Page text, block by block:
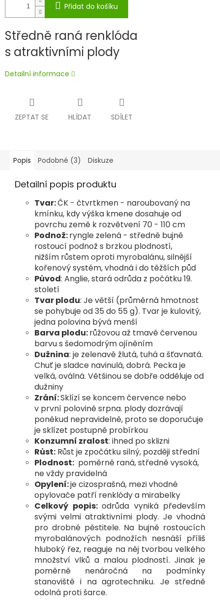
Přidat do košíku
Středně raná renklóda
s atraktivními plody
Detailní informace
ZEPTAT SE HLÍDAT SDÍLET
Popis Podobné (3) Diskuze
Detailní popis produktu
Tvar:ČK - čtvrtkmen - naroubovaný na
kmínku, kdy výška kmene dosahuje od
povrchu země k rozvětvení 70 - 110 cm
Podnož:ryngle zelená - středně bujně
rostoucí podnož s brzkou plodností,
nižším růstem oproti myrobalánu, silnější
kořenový systém, vhodná i do těžších půd
Původ: Anglie, stará odrůda z počátku 19.
století
Tvar plodu: Je větší (průměrná hmotnost
se pohybuje od 35 do 55 g). Tvar je kulovitý,
jedna polovina bývá menší
Barva plodu:růžovou až tmavě červenou
barvus šedomodrým ojíněním
Dužnina: je zelenavě žlutá, tuhá a šťavnatá.
Chuť je sladce navinulá, dobrá. Peckaje
velká, oválná. Většinou se dobře odděluje od
dužniny
Zrání:Sklízí se koncem července nebo
v první poloviněsrpna. plody dozrávají
poněkud nepravidelně, proto sedoporučuje
je sklízet postupně probírkou
Konzumní zralost: ihned po sklizni
Růst: Růst je zpočátku silný, později střední
Plodnost: poměrně raná, středně vysoká,
ne vždy pravidelná
Opylení:je cizosprašná, mezi vhodné
opylovače patří renklódy a mirabelky
Celkový popis: odrůda vyniká především
svými velmi atraktivními plody. Je vhodná
pro drobné pěstitele. Na bujně rostoucích
myrobalánových podnožích nesnáší příliš
hluboký řez, reaguje na něj tvorbou velkého
množství vlků a malou plodností. Jinak je
poměrně nenáročná na podmínky
stanoviště i na agrotechniku. Je středně
odolná proti šarce.